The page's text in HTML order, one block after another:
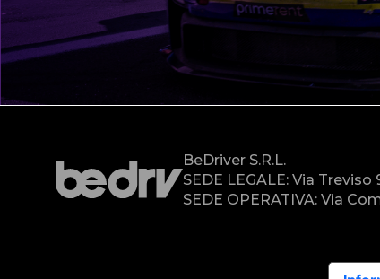
BeDriver S.r.l.
SEDE LEGALE: Via
SEDE OPERATIVA: Via